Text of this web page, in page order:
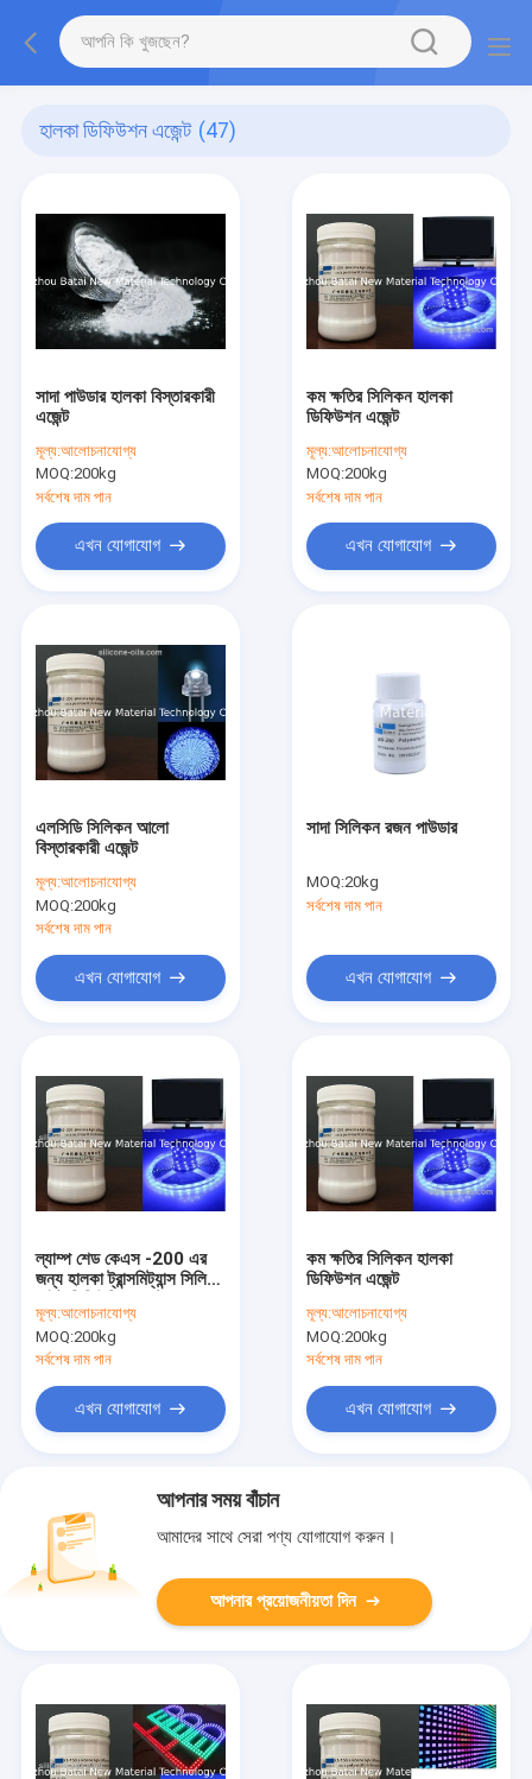
হালকা ডিফিউশন এজেন্ট (47)
সাদা পাউডার হালকা বিস্তারকারী
এজেন্ট
মূল্য:আলোচনাযোগ্য
MOQ:200kg
সর্বশেষ দাম পান
এখন যোগাযোগ
কম ক্ষতির সিলিকন হালকা
ডিফিউশন এজেন্ট
মূল্য:আলোচনাযোগ্য
MOQ:200kg
সর্বশেষ দাম পান
এখন যোগাযোগ
এলসিডি সিলিকন আলো
বিস্তারকারী এজেন্ট
মূল্য:আলোচনাযোগ্য
MOQ:200kg
সর্বশেষ দাম পান
এখন যোগাযোগ
সাদা সিলিকন রজন পাউডার
MOQ:20kg
সর্বশেষ দাম পান
এখন যোগাযোগ
ল্যাম্প শেড কেএস -200 এর
জন্য হালকা ট্রান্সমিট্যান্স সিলিকন
মূল্য:আলোচনাযোগ্য
MOQ:200kg
সর্বশেষ দাম পান
এখন যোগাযোগ
কম ক্ষতির সিলিকন হালকা
ডিফিউশন এজেন্ট
মূল্য:আলোচনাযোগ্য
MOQ:200kg
সর্বশেষ দাম পান
এখন যোগাযোগ
আপনার সময় বাঁচান
আমাদের সাথে সেরা পণ্য যোগাযোগ করুন।
আপনার প্রয়োজনীয়তা দিন